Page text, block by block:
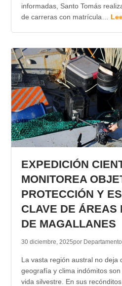
informadas, Santo Tomás
de carreras con matrícula…
EXPEDICIÓN
MONITOREA
PROTECCIÓN Y
CLAVE DE ÁREAS
DE MAGALLANES
30 diciembre, 2025por
La vasta región austral no deja
geografía y clima indómitos
vida silvestre. En sus